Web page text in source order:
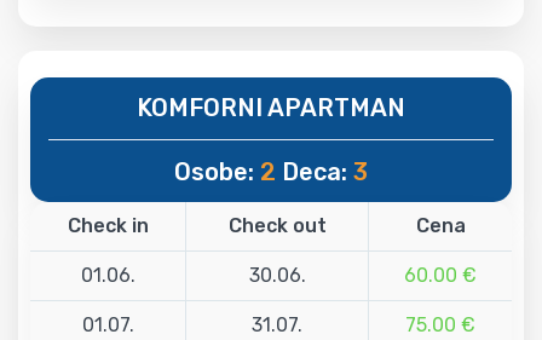
KOMFORNI APARTMAN
Osobe: 2 Deca: 3
Check in Check out Cena
01.06. 30.06. 60.00 €
01.07. 31.07. 75.00 €